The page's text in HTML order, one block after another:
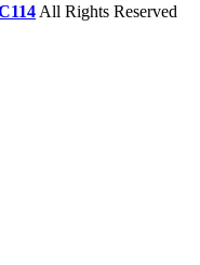
All Rights Reserved